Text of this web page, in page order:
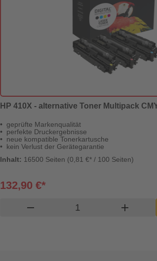
HP 410X - alternative Toner Multipack
geprüfte Markenqualität
perfekte Druckergebnisse
neue kompatible Tonerkartusche
kein Verlust der Gerätegarantie
Inhalt: 16500 Seiten (0,81 €* / 100 Seiten)
132,90 €*
remove Produkt Warenkorb
add